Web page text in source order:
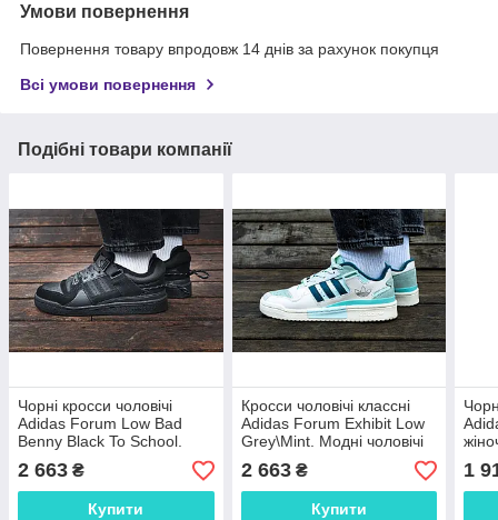
Умови повернення
Повернення товару впродовж 14 днів за рахунок покупця
Всі умови повернення
Подібні товари компанії
Чорні кросси чоловічі
Adidas Forum Low Bad
Benny Black To School.
Модні чоловічі кроссівки
Адідас Форум.
2 663 ₴
Купити
Кросси чоловічі классні
Adidas Forum Exhibit Low
Grey\Mint. Модні чоловічі
кроссівки Адідас Форум.
2 663₴
Купити
1